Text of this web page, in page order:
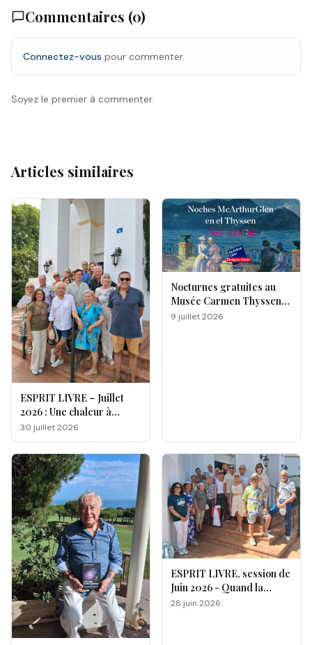
Commentaires (0)
Connectez-vous pour commenter.
Soyez le premier à commenter.
Articles similaires
ESPRIT LIVRE – Juillet
2026 : Une chaleur à
double facette
30 juillet 2026
Nocturnes gratuites au
Musée Carmen Thyssen
de Málaga
9 juillet 2026
ESPRIT LIVRE, session de
Juin 2026 - Quand la
magie opère !
28 juin 2026